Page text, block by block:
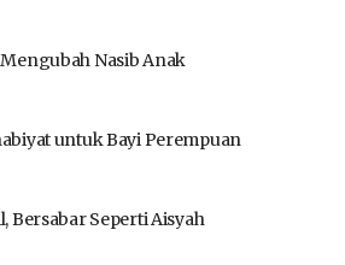
Nasib Anak
untuk Bayi Perempuan
Bersabar Seperti Aisyah